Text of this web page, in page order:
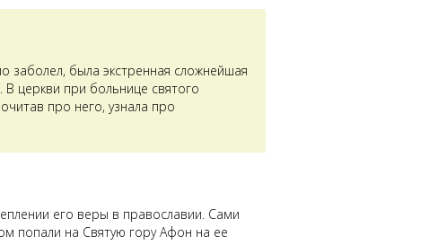
заболел, была экстренная сложнейшая
церкви при больнице святого
про него, узнала про
его веры в православии. Сами
попали на Святую гору Афон на ее